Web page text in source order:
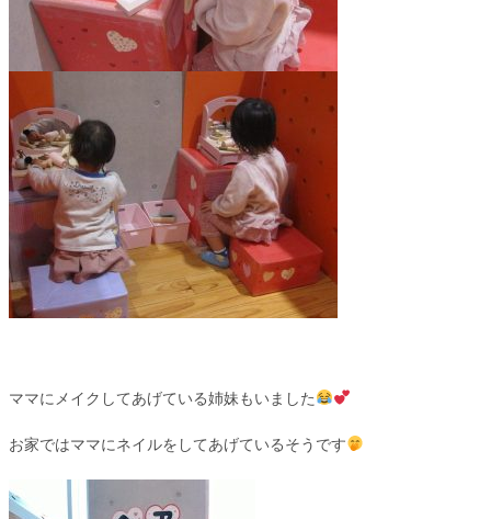
ママにメイクしてあげている姉妹もいました
お家ではママにネイルをしてあげているそうです